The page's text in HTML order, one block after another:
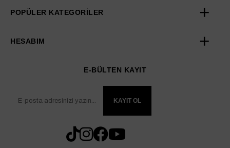
POPÜLER KATEGORİLER
HESABIM
E-BÜLTEN KAYIT
KAYIT OL